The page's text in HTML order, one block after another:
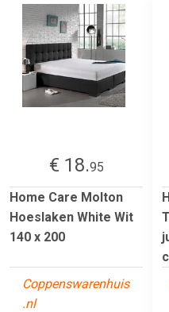
€ 18.95
Home Care Molton
Hoeslaken White Wit
140 x 200
Coppenswarenhuis
.nl